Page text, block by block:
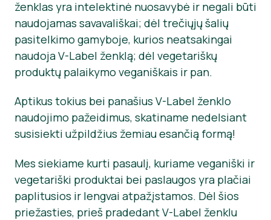
ženklas yra intelektinė nuosavybė ir negali būti
naudojamas savavališkai; dėl trečiųjų šalių
pasitelkimo gamyboje, kurios neatsakingai
naudoja V-Label ženklą; dėl vegetariškų
produktų palaikymo veganiškais ir pan.
Aptikus tokius bei panašius V-Label ženklo
naudojimo pažeidimus, skatiname nedelsiant
susisiekti užpildžius žemiau esančią formą!
Mes siekiame kurti pasaulį, kuriame veganiški ir
vegetariški produktai bei paslaugos yra plačiai
paplitusios ir lengvai atpažįstamos. Dėl šios
priežasties, prieš pradedant V-Label ženklu